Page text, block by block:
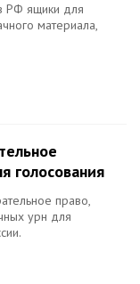
РФ ящики для
материала,
голосования
право,
урн для